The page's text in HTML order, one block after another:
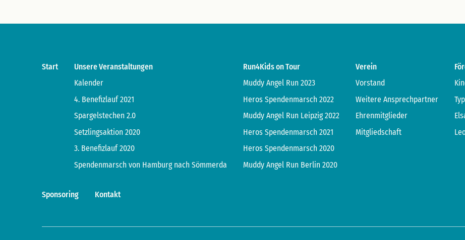
Start
Unsere Veranstaltungen
Kalender
4. Benefizlauf 2021
Spargelstechen 2.0
Setzlingsaktion 2020
3. Benefizlauf 2020
Spendenmarsch von Hamburg nach Sömmerda
Run4Kids on Tour
Muddy Angel Run 2023
Heros Spendenmarsch 2022
Muddy Angel Run Leipzig 2022
Heros Spendenmarsch 2021
Heros Spendenmarsch 2020
Muddy Angel Run Berlin 2020
Verein
Vorstand
Weitere Ansprechpartner
Ehrenmitglieder
Mitgliedschaft
Sponsoring Kontakt